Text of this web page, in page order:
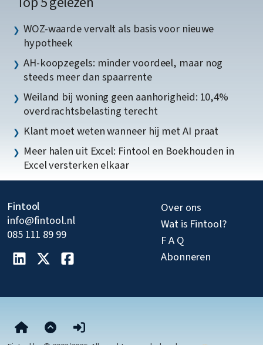
WOZ-waarde vervalt als basis voor nieuwe
hypotheek
AH-koopzegels: minder voordeel, maar nog
steeds meer dan spaarrente
Weiland bij woning geen aanhorigheid: 10,4%
overdrachtsbelasting terecht
Klant moet weten wanneer hij met AI praat
Meer halen uit Excel: Fintool en Boekhouden in
Excel versterken elkaar
Fintool
info@fintool.nl
085 111 89 99
Over ons
Wat is Fintool?
F A Q
Abonneren